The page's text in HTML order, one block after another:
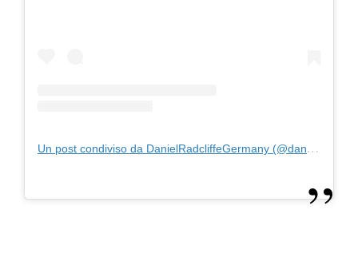
Un post condiviso da DanielRadcliffeGermany (@danielradcliffegermany)